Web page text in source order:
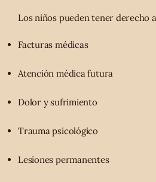
Los niños pueden tener derecho
Facturas médicas
Atención médica futura
Dolor y sufrimiento
Trauma psicológico
Lesiones permanentes